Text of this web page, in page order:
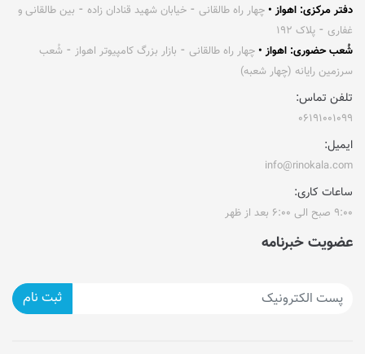
دفتر مرکزی: اهواز • چهار راه طالقانی ⁃ خیابان شهید قنادان زاده ⁃ بین طالقانی و
غفاری ⁃ پلاک ۱۹۲
شُعب حضوری: اهواز • چهار راه طالقانی ⁃ بازار بزرگ کامپیوتر اهواز ⁃ شُعب
سرزمین رایانه (چهار شعبه)
تلفن تماس:
۰۶۱۹۱۰۰۱۰۹۹
ایمیل:
info@rinokala.com
ساعات کاری:
۹:۰۰ صبح الی ۶:۰۰ بعد از ظهر
عضویت خبرنامه
ثبت نام